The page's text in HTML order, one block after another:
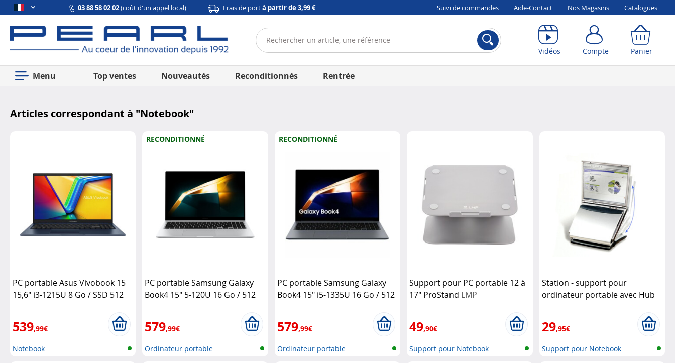
03 88 58 02 02(coût d'un appel local) Frais de portà partir de 3,99 € Suivi de commandes Aide-Contact Nos Magasins Catalogues
Vidéos Compte Panier
Menu Top ventes Nouveautés Reconditionnés Rentrée
Articles correspondant à "Notebook"
PC portable Asus Vivobook 15
15,6" i3-1215U 8 Go / SSD 512
539,99€
Notebook
RECONDITIONNÉ
PC portable Samsung Galaxy
Book4 15" 5-120U 16 Go / 512
579,99€
Ordinateur portable
RECONDITIONNÉ
PC portable Samsung Galaxy
Book4 15" i5-1335U 16 Go / 512
579,99€
Ordinateur portable
Support pour PC portable 12 à
17" ProStand LMP
49,90€
Support pour Notebook
Station - support pour
ordinateur portable avec Hub
29,95€
Support pour Notebook
Compte Panier